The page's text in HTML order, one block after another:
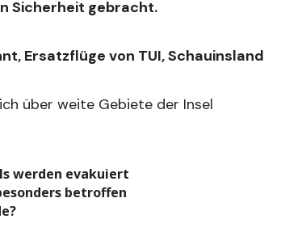
Sicherheit gebracht.
Ersatzflüge von TUI, Schauinsland
über weite Gebiete der Insel
werden evakuiert
betroffen